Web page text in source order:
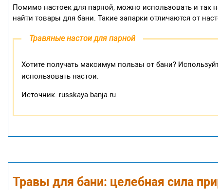
Помимо настоек для парной, можно использовать и так
найти товары для бани. Такие запарки отличаются от
Травяные настои для парной
Хотите получать максимум пользы от бани?
использовать настои.
Источник: russkaya-banja.ru
Травы для бани: целебная сила